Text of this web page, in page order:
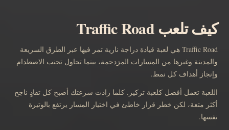
كيف تلعب Traffic Road
Traffic Road هي لعبة قيادة دراجة نارية تمر فيها عبر الطرق السريعة
والمدينة وغيرها من المسارات المزدحمة، بينما تحاول تجنب الاصطدام
وإنجاز أهداف كل نمط.
اللعبة تعمل أفضل كلعبة تركيز. كلما زادت سرعتك أصبح كل تفادٍ ناجح
أكثر متعة، لكن خطر قرار خاطئ في اختيار المسار يرتفع بالوتيرة
نفسها.